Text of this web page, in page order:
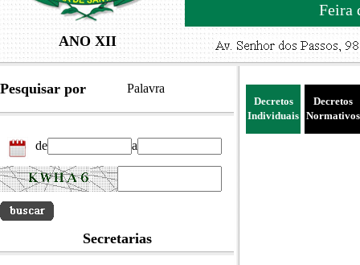
ANO XII
Feira
Pesquisar por Palavra
de a
Secretarias
Decretos
Individuais
Decretos
Normativos